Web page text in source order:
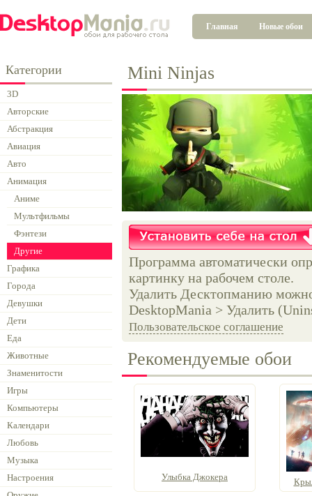
Главная Новые обои
Категории
3D
Авторские
Абстракция
Авиация
Авто
Анимация
Аниме
Мультфильмы
Фэнтези
Другие
Графика
Города
Девушки
Дети
Еда
Животные
Знаменитости
Игры
Компьютеры
Календари
Любовь
Музыка
Настроения
Mini Ninjas
Программа автоматически
картинку на рабочем столе.
Удалить Десктопманию
DesktopMania > Удалить
Пользовательское соглашение
Рекомендуемые обои
Улыбка Джокера